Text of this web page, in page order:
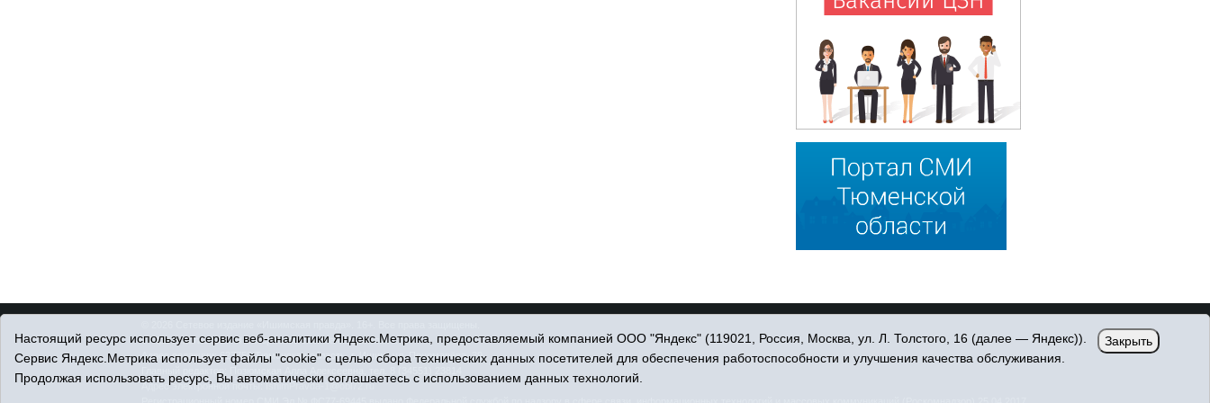
© При использовании материалов ссылка обязательна.
Адрес редакции: 627750 Тюменская область, г. Ишим, ул. Пономарёва, 39.
Адрес электронной почты:IshimPravda-1@obl72.ru
Настоящий ресурс использует сервис веб-аналитики Яндекс.Метрика, предоставляемый компанией ООО "Яндекс" (119021, Россия, Москва, ул. Л. Толстого, 16 (далее — Яндекс)).
Сервис Яндекс.Метрика использует файлы "cookie" с целью сбора технических данных посетителей для обеспечения работоспособности и улучшения качества обслуживания.
Продолжая использовать ресурс, Вы автоматически соглашаетесь с использованием данных технологий.
Закрыть